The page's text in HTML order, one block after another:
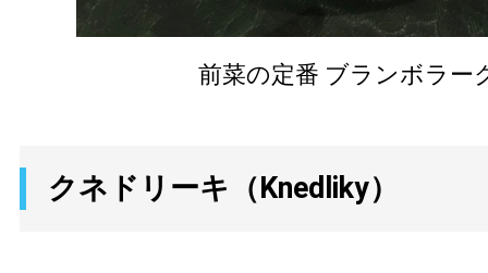
前菜の定番 ブランボラー
クネドリーキ（Knedliky）